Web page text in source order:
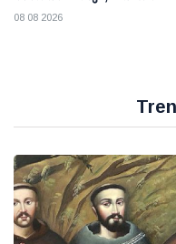
കാനയ്ക്കും
08 08 2026